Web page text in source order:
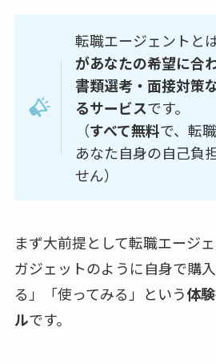
転職エージェントとは
があなたの希望に合
書類選考・面接対策
るサービスです。
（すべて無料で、転
あなた自身の自己負
せん）
まず大前提として転職エージ
ガジェットのように自身で購
る」「使ってみる」という体
ルです。